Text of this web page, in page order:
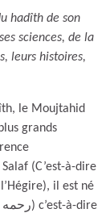
hadîth de son
sciences, de la
leurs histoires,
le Moujtahid
grands
(C’est-à-dire
il est né